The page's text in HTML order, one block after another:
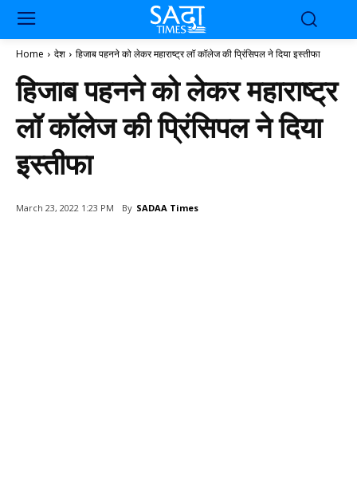
Home देश हिजाब पहनने को लेकर महाराष्ट्र लॉ कॉलेज की प्रिंसिपल ने दिया इस्तीफा
हिजाब पहनने को लेकर महाराष्ट्र
लॉ कॉलेज की प्रिंसिपल ने दिया
इस्तीफा
March 23, 2022 1:23 PM By SADAA Times